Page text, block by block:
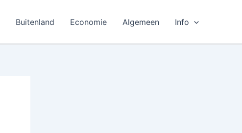
Buitenland Economie Algemeen Info